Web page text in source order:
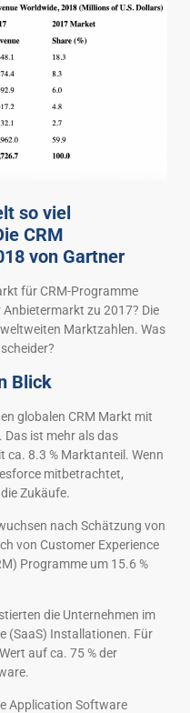
so viel
CRM
von Gartner
für CRM-Programme
zu 2017? Die
Marktzahlen. Was
Blick
globalen CRM Markt mit
Das ist mehr als das
ca. 8.3 % Marktanteil. Wenn
mitbetrachtet,
Zukäufe.
nach Schätzung von
von Customer Experience
Programme um 15.6 %
die Unternehmen im
(SaaS) Installationen. Für
auf ca. 75 % der
Application Software